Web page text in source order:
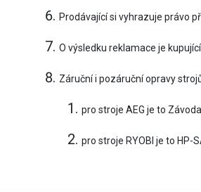
Prodávající si vyhrazuje právo
O výsledku reklamace je
Záruční i pozáruční opravy
pro stroje AEG je to
pro stroje RYOBI je to HP-